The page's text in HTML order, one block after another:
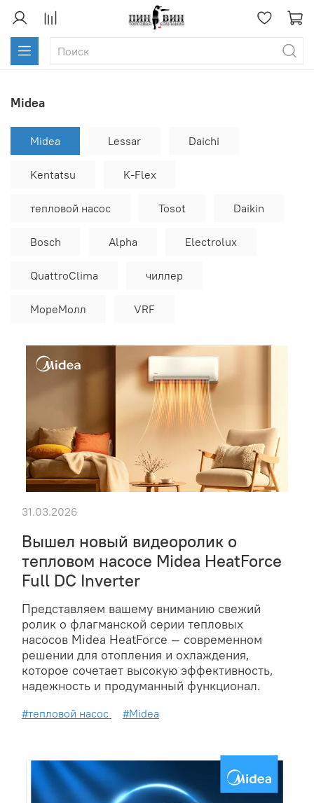
Midea
Midea Lessar Daichi
Kentatsu K-Flex
тепловой насос Tosot Daikin
Bosch Alpha Electrolux
QuattroClima чиллер
МореМолл VRF
Вышел новый видеоролик о
тепловом насосе Midea HeatForce
Full DC Inverter
Представляем вашему вниманию свежий
ролик о флагманской серии тепловых
насосов Midea HeatForce — современном
решении для отопления и охлаждения,
которое сочетает высокую эффективность,
надежность и продуманный функционал.
31.03.2026
#тепловой насос #Midea